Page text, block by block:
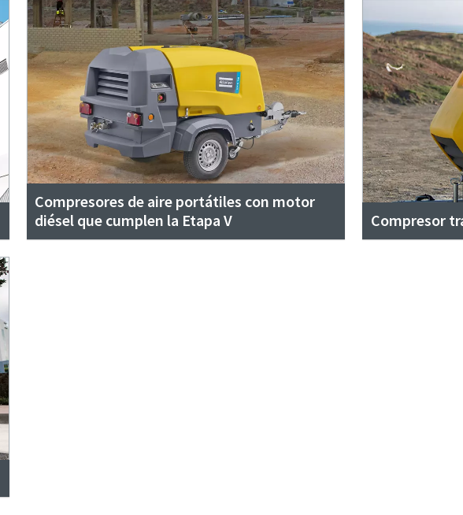
Compresores de aire portátiles con motor
diésel que cumplen la Etapa V
Compresor